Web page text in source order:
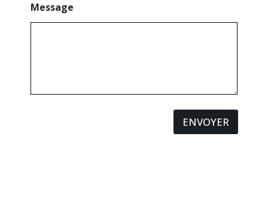
Message
ENVOYER